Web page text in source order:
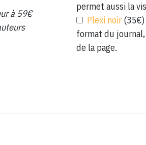
à 59€
permet aussi la
Plexi noir
format du journal,
de la page.